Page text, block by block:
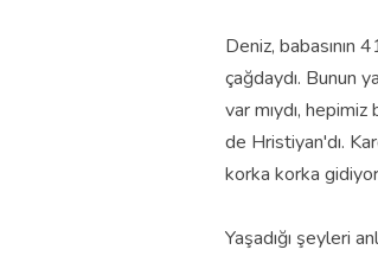
Deniz, babasının
çağdaydı. Bunun
var mıydı,
de Hristiyan'dı.
korka korka
Yaşadığı şeyleri